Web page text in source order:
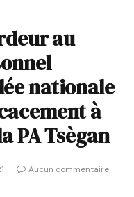
au
nationale
à
PA Tsègan
Aucun commentaire